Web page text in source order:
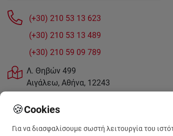
(+30) 210 53 13 623
(+30) 210 53 13 489
(+30) 210 59 09 789
Λ. Θηβών 499
Αιγάλεω, Αθήνα, 12243
🍪Cookies
Για να διασφαλίσουμε σωστή λειτουργία του